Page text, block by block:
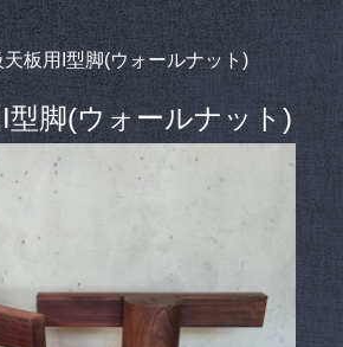
天板用I型脚(ウォールナット)
型脚(ウォールナット)